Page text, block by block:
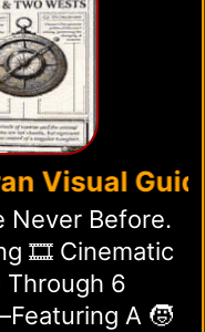
Guide
Never Before.
🎞️ Cinematic
Through 6
A 🧒